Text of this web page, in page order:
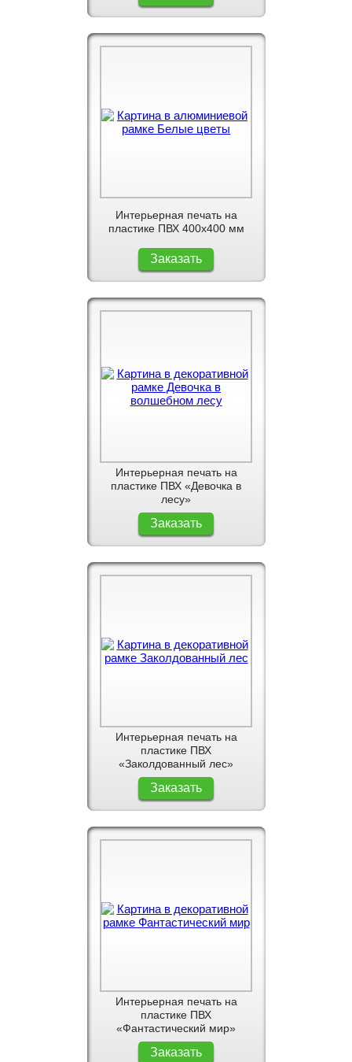
Интерьерная печать на
пластике ПВХ 400x400 мм
Заказать
Интерьерная печать на
пластике ПВХ «Девочка в
лесу»
Заказать
Интерьерная печать на
пластике ПВХ
«Заколдованный лес»
Заказать
Интерьерная печать на
пластике ПВХ
«Фантастический мир»
Заказать